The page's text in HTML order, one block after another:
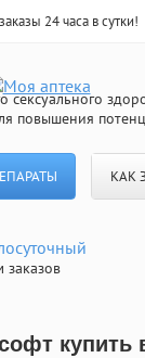
24 часа в сутки!
сексуального
повышения
КАК
заказов
купить